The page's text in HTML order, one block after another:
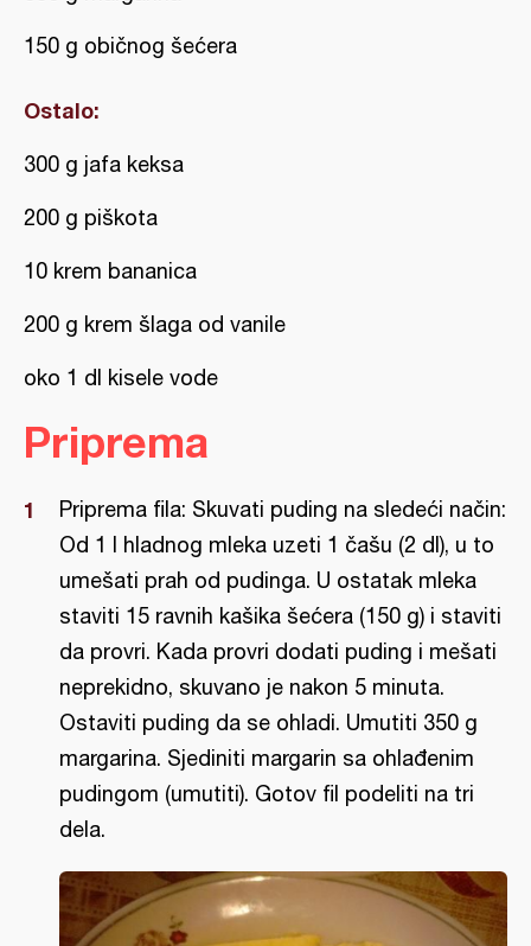
150 g običnog šećera
Ostalo:
300 g jafa keksa
200 g piškota
10 krem bananica
200 g krem šlaga od vanile
oko 1 dl kisele vode
Priprema
Priprema fila: Skuvati puding na sledeći način:
Od 1 l hladnog mleka uzeti 1 čašu (2 dl), u to
umešati prah od pudinga. U ostatak mleka
staviti 15 ravnih kašika šećera (150 g) i staviti
da provri. Kada provri dodati puding i mešati
neprekidno, skuvano je nakon 5 minuta.
Ostaviti puding da se ohladi. Umutiti 350 g
margarina. Sjediniti margarin sa ohlađenim
pudingom (umutiti). Gotov fil podeliti na tri
dela.